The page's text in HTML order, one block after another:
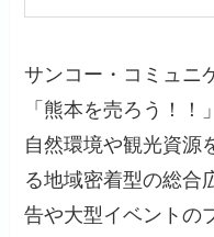
サンコー・コミュニ
「熊本を売ろう！
自然環境や観光資源
る地域密着型の総合
告や大型イベントの